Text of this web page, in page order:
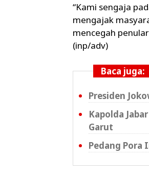
“Kami sengaja
mengajak
mencegah
(inp/adv)
Baca juga:
Presiden
Kapolda
Garut
Pedang Pora